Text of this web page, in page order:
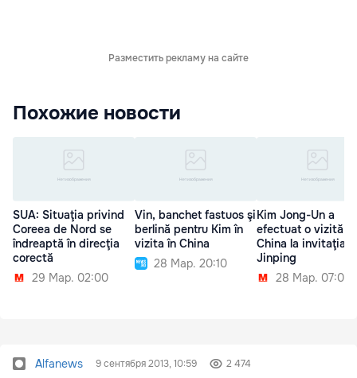
Разместить рекламу на сайте
Похожие новости
SUA: Situaţia privind
Coreea de Nord se
îndreaptă în direcţia
corectă
29 Мар. 02:00
Vin, banchet fastuos şi
berlină pentru Kim în
vizita în China
28 Мар. 20:10
Kim Jong-Un a
efectuat o vizită în
China la invitaţia
Jinping
28 Мар. 07:00
Alfanews 9 сентября 2013, 10:59 2 474